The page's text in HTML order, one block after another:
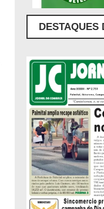
DESTAQUES